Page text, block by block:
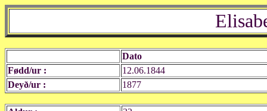
Dato
Fødd/ur :
12.06.1844
Deyð/ur :
1877